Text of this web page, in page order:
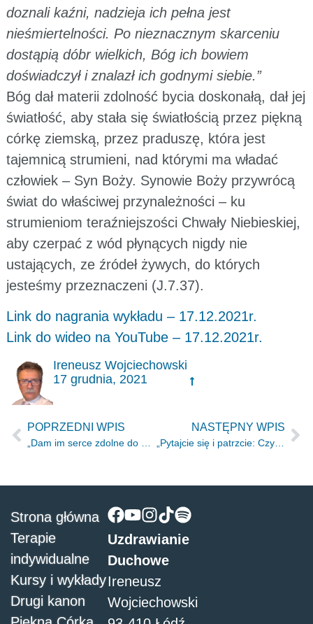
doznali kaźni, nadzieja ich pełna jest
nieśmiertelności. Po nieznacznym skarceniu
dostąpią dóbr wielkich, Bóg ich bowiem
doświadczył i znalazł ich godnymi siebie.”
Bóg dał materii zdolność bycia doskonałą, dał jej
światłość, aby stała się światłością przez piękną
córkę ziemską, przez praduszę, która jest
tajemnicą strumieni, nad którymi ma władać
człowiek – Syn Boży. Synowie Boży przywrócą
świat do właściwej przynależności – ku
strumieniom teraźniejszości Chwały Niebieskiej,
aby czerpać z wód płynących nigdy nie
ustających, ze źródeł żywych, do których
jesteśmy przeznaczeni (J.7.37).
Link do nagrania wykładu – 17.12.2021r.
Link do wideo na YouTube – 17.12.2021r.
Ireneusz Wojciechowski
17 grudnia, 2021
POPRZEDNI WPIS NASTĘPNY WPIS
„Pytajcie się i patrzcie: Czy mężczyzna może rodzić?” Jr.30.6
Uzdrawianie
Duchowe
Ireneusz
Wojciechowski
Strona główna
Terapie
indywidualne
Kursy i wykłady
Drugi kanon